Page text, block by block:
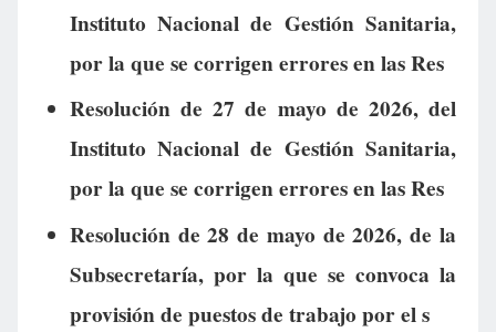
Instituto Nacional de Gestión Sanitaria,
por la que se corrigen errores en las Res
Resolución de 27 de mayo de 2026, del
Instituto Nacional de Gestión Sanitaria,
por la que se corrigen errores en las Res
Resolución de 28 de mayo de 2026, de la
Subsecretaría, por la que se convoca la
provisión de puestos de trabajo por el s